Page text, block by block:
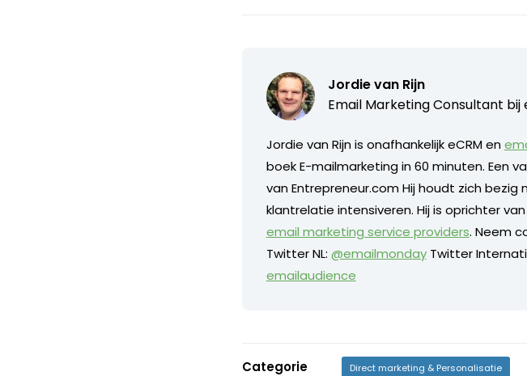
Jordie van Rijn
Email Marketing Consultant bij
Jordie van Rijn is onafhankelijk eCRM en
boek E-mailmarketing in 60 minuten. Een
van Entrepreneur.com Hij houdt zich
klantrelatie intensiveren. Hij is oprichter
email marketing service providers. Neem
Twitter NL: @emailmondayTwitter
emailaudience
Categorie Direct marketing & Personalisatie